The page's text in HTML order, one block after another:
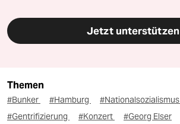
Jetzt unterstützen
Themen
#Bunker #Hamburg #Nationalsozialismus
#Gentrifizierung
#Konzert #Georg Elser